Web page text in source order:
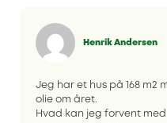
Henrik Andersen
Jeg har et hus på 168 m2
olie om året.
Hvad kan jeg forvent